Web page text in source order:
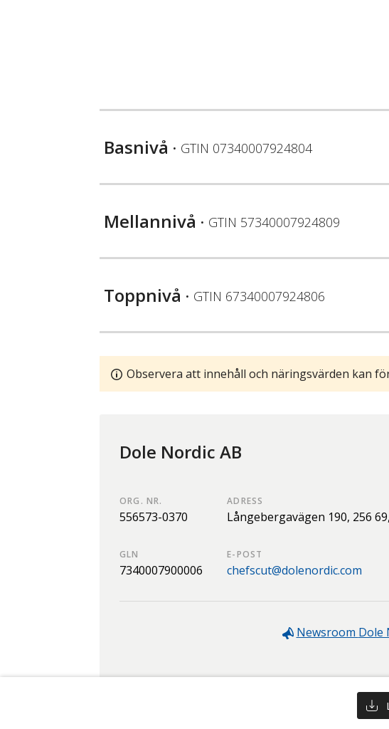
Basnivå • GTIN 07340007924804
Mellannivå • GTIN 57340007924809
Toppnivå • GTIN 67340007924806
Observera att innehåll och näringsvärden kan
Dole Nordic AB
ORG. NR.
556573-0370
GLN
7340007900006
ADRESS
Långebergavägen 190, 256 69,
E-POST
chefscut@dolenordic.com
Newsroom Dole